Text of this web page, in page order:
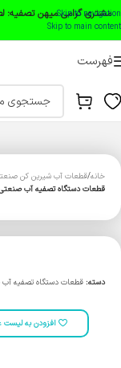
Skip to navigation
Skip to main content
مشتری گرامی میهن تصفیه:
فهرست
خانه قطعات آب شیرین کن
قطعات دستگاه تصفیه آب
دسته: قطعات دستگاه تصفیه
افزودن به لیست